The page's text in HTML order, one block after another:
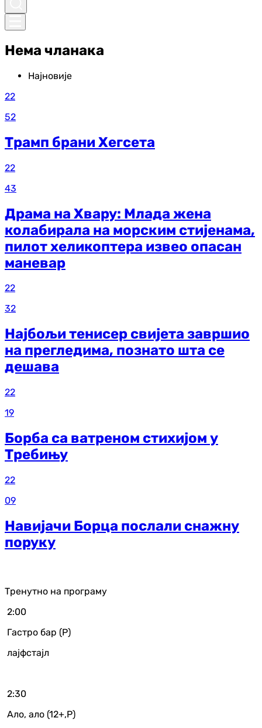
Нема чланака
Најновије
22
52
Трамп брани Хегсета
22
43
Драма на Хвару: Млада жена
колабирала на морским стијенама,
пилот хеликоптера извео опасан
маневар
22
32
Најбољи тенисер свијета завршио
на прегледима, познато шта се
дешава
22
19
Борба са ватреном стихијом у
Требињу
22
09
Навијачи Борца послали снажну
поруку
Тренутно на програму
2:00
Гастро бар (Р)
лајфстајл
2:30
Ало, ало (12+,Р)